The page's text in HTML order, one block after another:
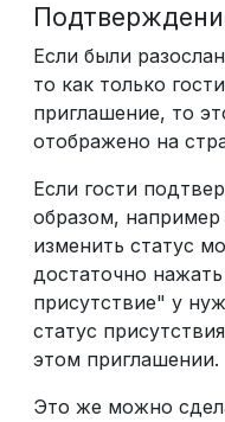
Если были
то как только
приглашение, то
отображено на
Если гости
образом, например
изменить статус
достаточно
присутствие" у
статус
этом приглашении.
Это же можно